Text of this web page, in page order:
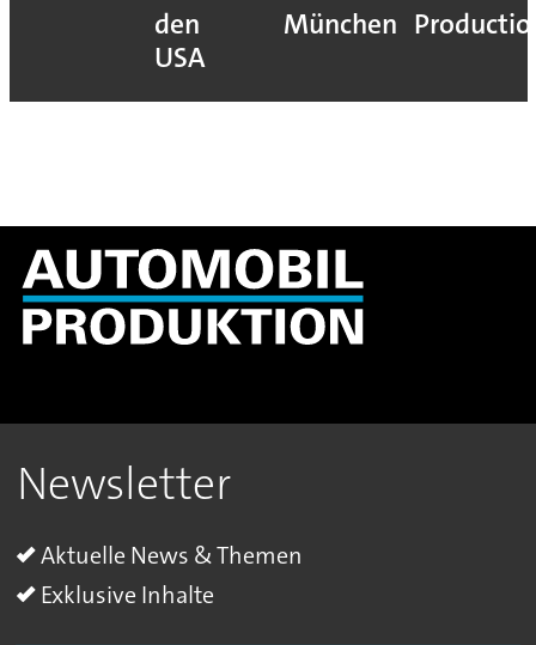
den
USA
München
Newsletter
Aktuelle News & Themen
Exklusive Inhalte